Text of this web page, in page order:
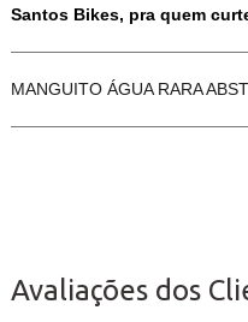
Santos Bikes, pra quem
MANGUITO ÁGUA RARA
Avaliações dos